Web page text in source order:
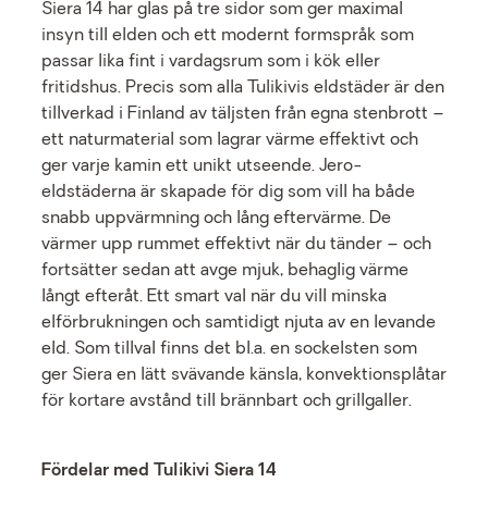
Siera 14 har glas på tre sidor som ger maximal
insyn till elden och ett modernt formspråk som
passar lika fint i vardagsrum som i kök eller
fritidshus. Precis som alla Tulikivis eldstäder är den
tillverkad i Finland av täljsten från egna stenbrott –
ett naturmaterial som lagrar värme effektivt och
ger varje kamin ett unikt utseende. Jero-
eldstäderna är skapade för dig som vill ha både
snabb uppvärmning och lång eftervärme. De
värmer upp rummet effektivt när du tänder – och
fortsätter sedan att avge mjuk, behaglig värme
långt efteråt. Ett smart val när du vill minska
elförbrukningen och samtidigt njuta av en levande
eld. Som tillval finns det bl.a. en sockelsten som
ger Siera en lätt svävande känsla, konvektionsplåtar
för kortare avstånd till brännbart och grillgaller.
Fördelar med Tulikivi Siera 14